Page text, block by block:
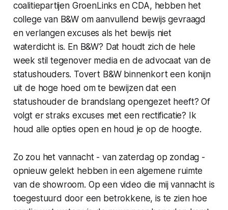
coalitiepartijen GroenLinks en CDA, hebben het
college van B&W om aanvullend bewijs gevraagd
en verlangen excuses als het bewijs niet
waterdicht is. En B&W? Dat houdt zich de hele
week stil tegenover media en de advocaat van de
statushouders. Tovert B&W binnenkort een konijn
uit de hoge hoed om te bewijzen dat een
statushouder de brandslang opengezet heeft? Of
volgt er straks excuses met een rectificatie? Ik
houd alle opties open en houd je op de hoogte.
Zo zou het vannacht - van zaterdag op zondag -
opnieuw gelekt hebben in een algemene ruimte
van de showroom. Op een video die mij vannacht is
toegestuurd door een betrokkene, is te zien hoe